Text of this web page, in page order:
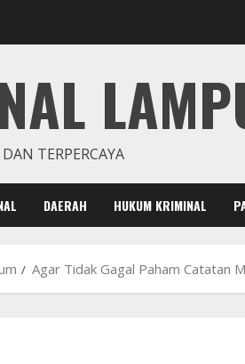
TERPERCAYA
DAERAH HUKUM KRIMINAL
Agar Tidak Gagal Paham Catatan